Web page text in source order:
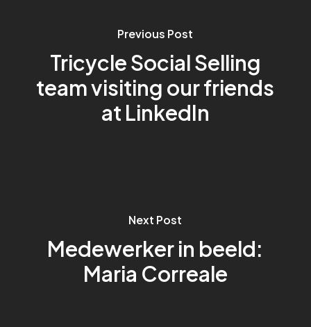
Previous Post
Tricycle Social Selling
team visiting our friends
at LinkedIn
Next Post
Medewerker in beeld:
Maria Correale